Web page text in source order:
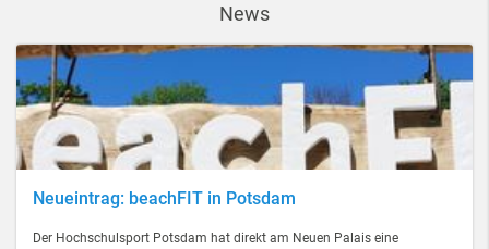
News
Neueintrag: beachFIT in Potsdam
Der Hochschulsport Potsdam hat direkt am Neuen Palais eine